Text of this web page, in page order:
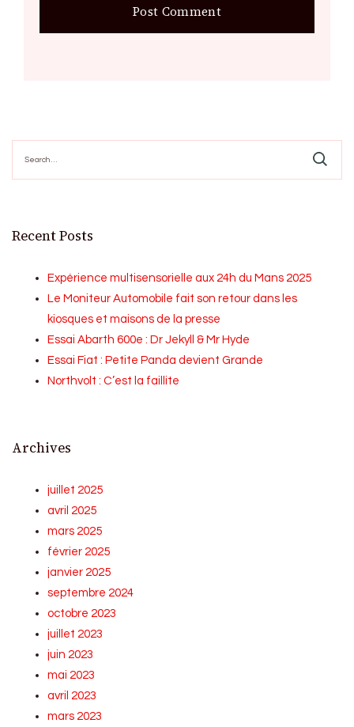
for:
Recent Posts
Expérience multisensorielle aux 24h du Mans 2025
Le Moniteur Automobile fait son retour dans les
kiosques et maisons de la presse
Essai Abarth 600e : Dr Jekyll & Mr Hyde
Essai Fiat : Petite Panda devient Grande
Northvolt : C’est la faillite
Archives
juillet 2025
avril 2025
mars 2025
février 2025
janvier 2025
septembre 2024
octobre 2023
juillet 2023
juin 2023
mai 2023
avril 2023
mars 2023